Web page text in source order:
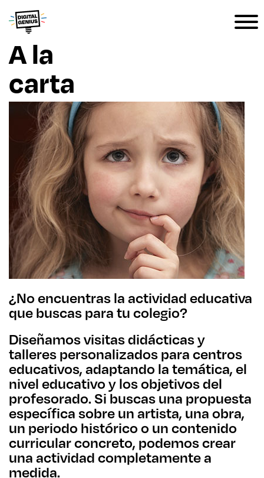
A la
carta
¿No encuentras la actividad educativa
que buscas para tu colegio?
Diseñamos visitas didácticas y
talleres personalizados para centros
educativos, adaptando la temática, el
nivel educativo y los objetivos del
profesorado. Si buscas una propuesta
específica sobre un artista, una obra,
un periodo histórico o un contenido
curricular concreto, podemos crear
una actividad completamente a
medida.